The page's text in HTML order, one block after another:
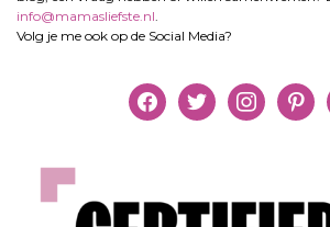
info@mamasliefste.nl
Volg je me ook op de Social Media?
facebooktwitter instagram